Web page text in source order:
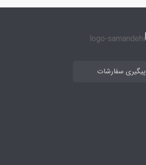
پیگیری سفارشات